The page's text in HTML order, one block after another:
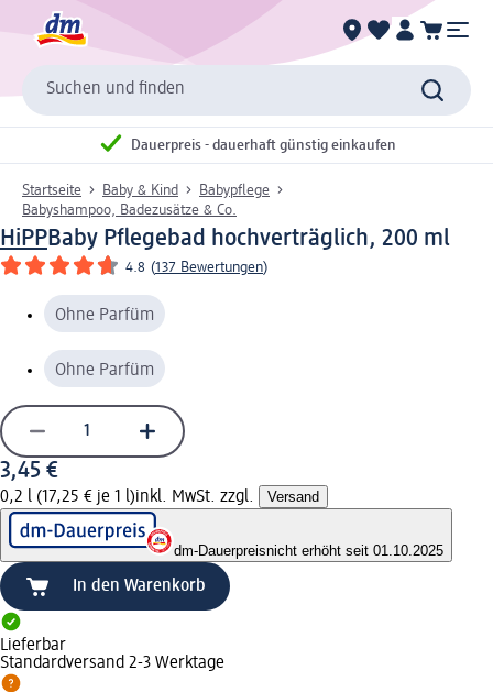
Suchen und finden
Dauerpreis - dauerhaft günstig einkaufen
Startseite Baby & Kind
Babypflege
Babyshampoo, Badezusätze & Co.
HiPPBaby Pflegebad hochverträglich, 200 ml
4.8 (137 Bewertungen)
Ohne Parfüm
Ohne Parfüm
3,45 €
0,2 l (17,25 € je 1 l)inkl. MwSt. zzgl. Versand
dm-Dauerpreisnicht erhöht seit 01.10.2025
In den Warenkorb
Lieferbar
Standardversand 2-3 Werktage